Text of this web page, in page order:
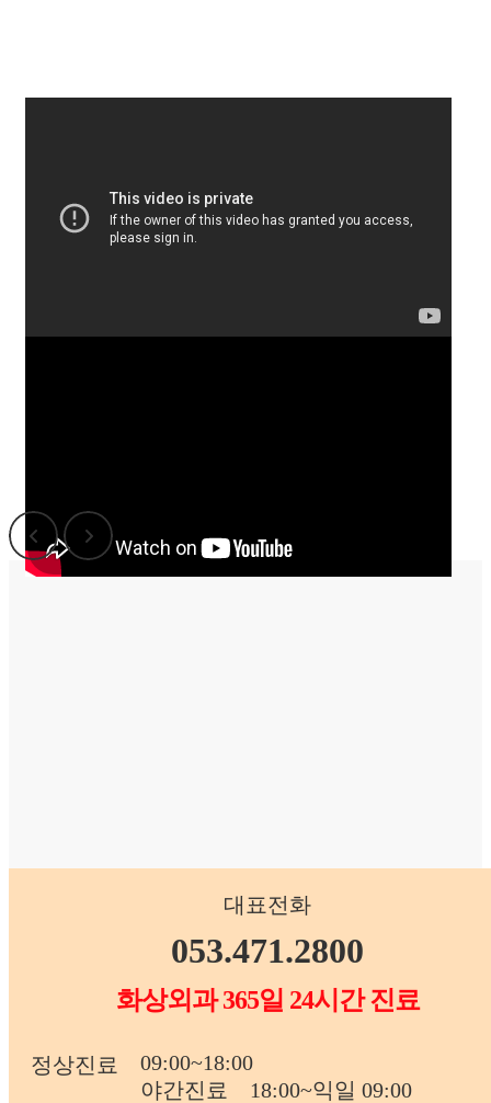
대표전화
053.471.2800
화상외과 365일 24시간 진료
정상진료
09:00~18:00
야간진료
18:00~익일 09:00